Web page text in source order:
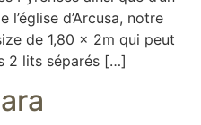
d’Arcusa, notre
de 1,80 x 2m qui peut
2 lits séparés […]